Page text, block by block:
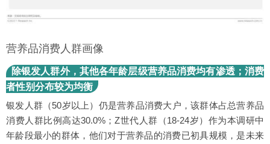
营养品消费人群画像
除银发人群外，其他各年龄层级营养品消费均有渗透；消费
者性别分布较为均衡
银发人群（50岁以上）仍是营养品消费大户，该群体占总营养品
消费人群比例高达30.0%；Z世代人群（18-24岁）作为本调研中
年龄段最小的群体，他们对于营养品的消费已初具规模，是未来